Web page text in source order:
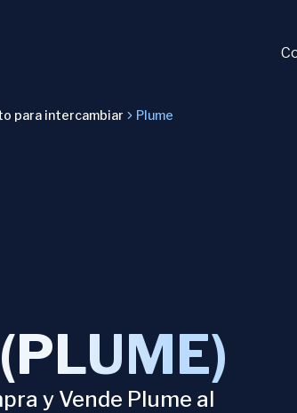
para intercambiar Plume
y Vende Plume al